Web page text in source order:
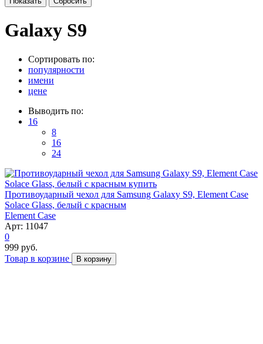
Galaxy S9
Сортировать по:
популярности
имени
цене
Выводить по:
16
8
16
24
Противоударный чехол для Samsung Galaxy S9, Element Case
Solace Glass, белый с красным
Element Case
Арт: 11047
0
999 руб.
Товар в корзине
В корзину